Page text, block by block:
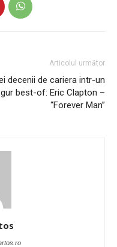
Articolul următor
decenii de cariera intr-un
best-of: Eric Clapton –
“Forever Man”